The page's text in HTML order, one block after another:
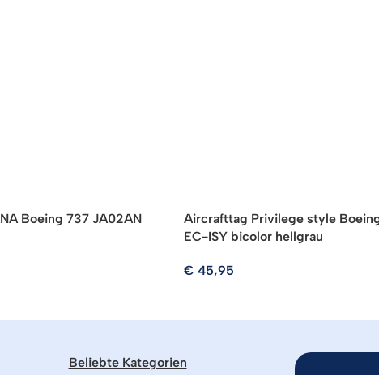
Boeing 737 JA02AN
Aircrafttag Privilege style
EC-ISY bicolor hellgrau
€ 45,95
Beliebte Kategorien